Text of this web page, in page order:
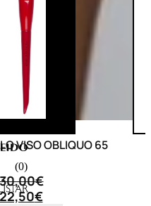
VISO OBLIQUO 65
(0)
€
€